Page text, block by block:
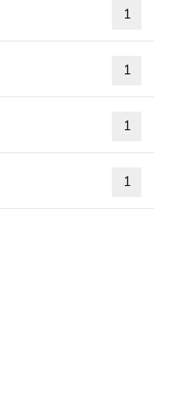
1
1
1
1